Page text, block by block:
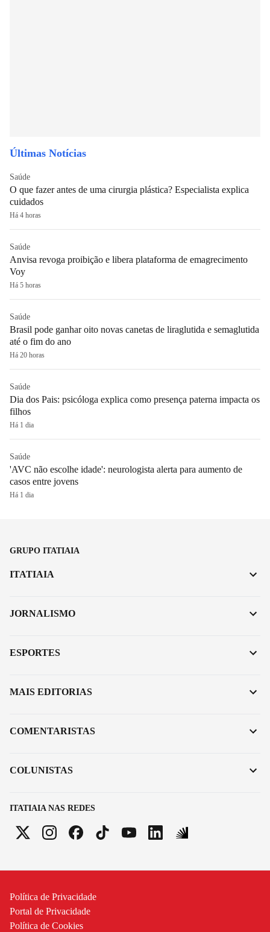
Últimas Notícias
Saúde
O que fazer antes de uma cirurgia plástica? Especialista explica
cuidados
Há 4 horas
Saúde
Anvisa revoga proibição e libera plataforma de emagrecimento
Voy
Há 5 horas
Saúde
Brasil pode ganhar oito novas canetas de liraglutida e semaglutida
até o fim do ano
Há 20 horas
Saúde
Dia dos Pais: psicóloga explica como presença paterna impacta os
filhos
Há 1 dia
Saúde
'AVC não escolhe idade': neurologista alerta para aumento de
casos entre jovens
Há 1 dia
GRUPO ITATIAIA
ITATIAIA NAS REDES
ITATIAIA
JORNALISMO
ESPORTES
MAIS EDITORIAS
COMENTARISTAS
COLUNISTAS
Política de Privacidade
Portal de Privacidade
Política de Cookies